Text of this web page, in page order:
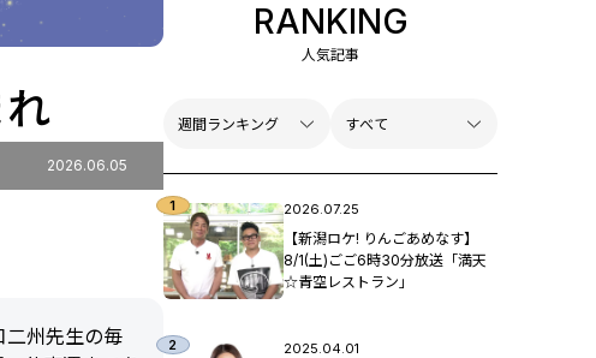
2026.06.05
州先生の毎
RANKING
人気記事
2026.07.25
【新潟ロケ! りんごあめなす】
8/1(土)ごご6時30分放送「満天
☆青空レストラン」
2025.04.01